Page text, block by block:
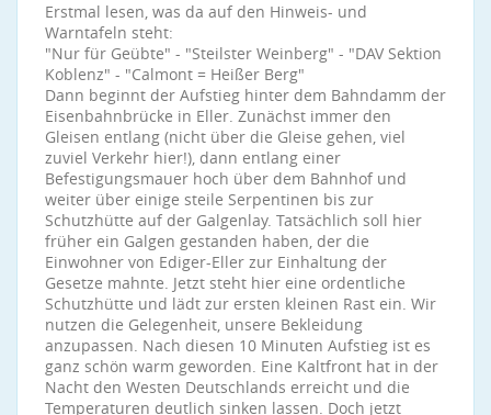
Erstmal lesen, was da auf den Hinweis- und
Warntafeln steht:
"Nur für Geübte" - "Steilster Weinberg" - "DAV Sektion
Koblenz" - "Calmont = Heißer Berg"
Dann beginnt der Aufstieg hinter dem Bahndamm der
Eisenbahnbrücke in Eller. Zunächst immer den
Gleisen entlang (nicht über die Gleise gehen, viel
zuviel Verkehr hier!), dann entlang einer
Befestigungsmauer hoch über dem Bahnhof und
weiter über einige steile Serpentinen bis zur
Schutzhütte auf der Galgenlay. Tatsächlich soll hier
früher ein Galgen gestanden haben, der die
Einwohner von Ediger-Eller zur Einhaltung der
Gesetze mahnte. Jetzt steht hier eine ordentliche
Schutzhütte und lädt zur ersten kleinen Rast ein. Wir
nutzen die Gelegenheit, unsere Bekleidung
anzupassen. Nach diesen 10 Minuten Aufstieg ist es
ganz schön warm geworden. Eine Kaltfront hat in der
Nacht den Westen Deutschlands erreicht und die
Temperaturen deutlich sinken lassen. Doch jetzt